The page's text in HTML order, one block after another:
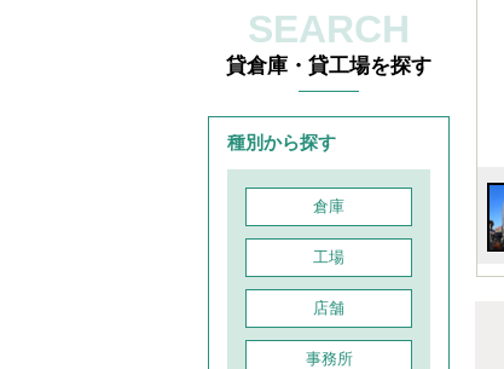
SEARCH
貸倉庫・貸工場を探す
種別から探す
倉庫
工場
店舗
事務所